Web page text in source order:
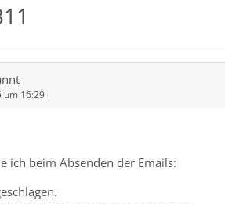
um 16:29
ich beim Absenden der Emails: